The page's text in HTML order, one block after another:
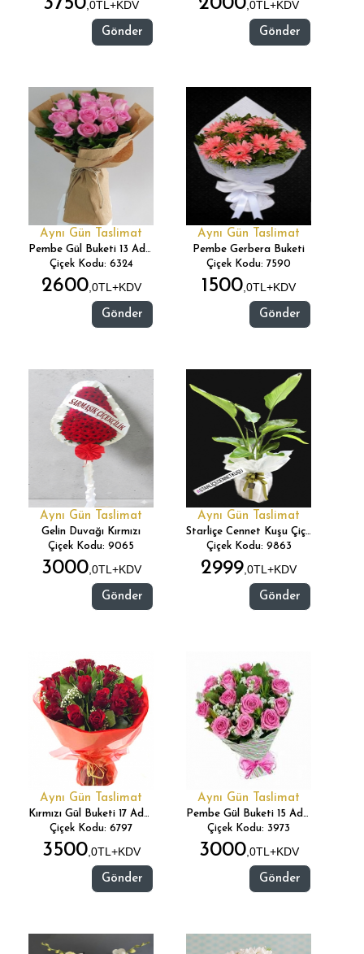
,0TL+KDV
Gönder
,0TL+KDV
Gönder
Aynı Gün Taslimat
Pembe Gül Buketi 13 Adet
Çiçek Kodu: 6324
2600,0TL+KDV
Gönder
Aynı Gün Taslimat
Pembe Gerbera Buketi
Çiçek Kodu: 7590
1500,0TL+KDV
Gönder
Aynı Gün Taslimat
Gelin Duvağı Kırmızı
Çiçek Kodu: 9065
3000,0TL+KDV
Gönder
Aynı Gün Taslimat
Starliçe Cennet Kuşu Çiçeği
Çiçek Kodu: 9863
2999,0TL+KDV
Gönder
Aynı Gün Taslimat
Kırmızı Gül Buketi 17 Adet
Çiçek Kodu: 6797
3500,0TL+KDV
Gönder
Aynı Gün Taslimat
Pembe Gül Buketi 15 Adet
Çiçek Kodu: 3973
3000,0TL+KDV
Gönder